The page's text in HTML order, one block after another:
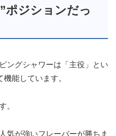
ポジションだっ
ングシャワーは「主役」とい
機能しています。
。
気が強いフレーバーが勝ちま